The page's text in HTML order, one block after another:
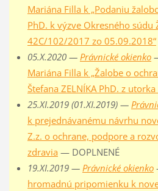
Mariána Filla k „Podaniu
PhD. k výzve Okresného súdu
42C/102/2017 zo 05.09.2018“
05.X.2020 — Právnické okienko
Mariána Filla k „Žalobe o
Štefana ZELNÍKA PhD. z
25.XI.2019 (01.XI.2019) —
k prejednávanému návrhu
Z.z. o ochrane, podpore a
zdravia — DOPLNENÉ
19.XI.2019 — Právnické okienko
hromadnú pripomienku k